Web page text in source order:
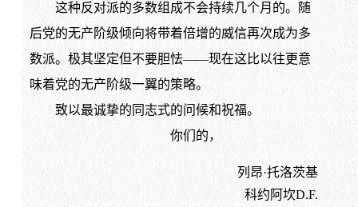
这种反对派的多数组成不会持续几个月的。随
后党的无产阶级倾向将带着倍增的威信再次成为多
数派。极其坚定但不要胆怯——现在这比以往更意
味着党的无产阶级一翼的策略。
致以最诚挚的同志式的问候和祝福。
你们的，
列昂·托洛茨基
科约阿坎D.F.